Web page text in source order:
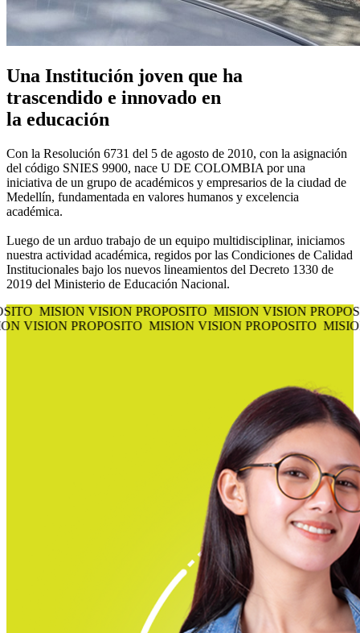
Una Institución joven que ha
trascendido e innovado en
la educación
Con la Resolución 6731 del 5 de agosto de 2010, con la asignación
del código SNIES 9900, nace U DE COLOMBIA por una
iniciativa de un grupo de académicos y empresarios de la ciudad de
Medellín, fundamentada en valores humanos y excelencia
académica.
Luego de un arduo trabajo de un equipo multidisciplinar, iniciamos
nuestra actividad académica, regidos por las Condiciones de Calidad
Institucionales bajo los nuevos lineamientos del Decreto 1330 de
2019 del Ministerio de Educación Nacional.
MISION VISION PROPOSITO MISION VISION
VISION PROPOSITO MISION VISION PROPOSITO